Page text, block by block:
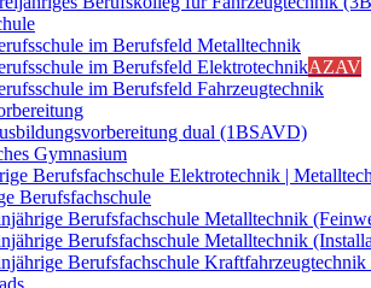
im Berufsfeld Metalltechnik
im Berufsfeld ElektrotechnikAZAV
im Berufsfeld Fahrzeugtechnik
dual (1BSAVD)
Gymnasium
Berufsfachschule Elektrotechnik |
Berufsfachschule
Berufsfachschule Metalltechnik
Berufsfachschule Metalltechnik
Berufsfachschule